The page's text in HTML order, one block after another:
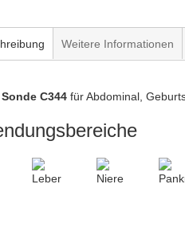
C344 für Abdominal,
Weitere Informationen